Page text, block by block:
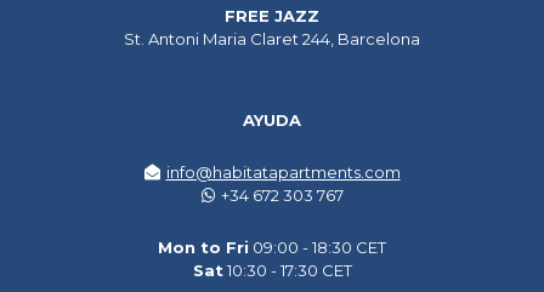
FREE JAZZ
St. Antoni Maria Claret 244, Barcelona
AYUDA
info@habitatapartments.com
+34 672 303 767
Mon to Fri 09:00 - 18:30 CET
Sat10:30 - 17:30 CET